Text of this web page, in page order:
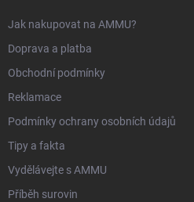
Jak nakupovat na AMMU?
Doprava a platba
Obchodní podmínky
Reklamace
Podmínky ochrany osobních údajů
Tipy a fakta
Vydělávejte s AMMU
Příběh surovin